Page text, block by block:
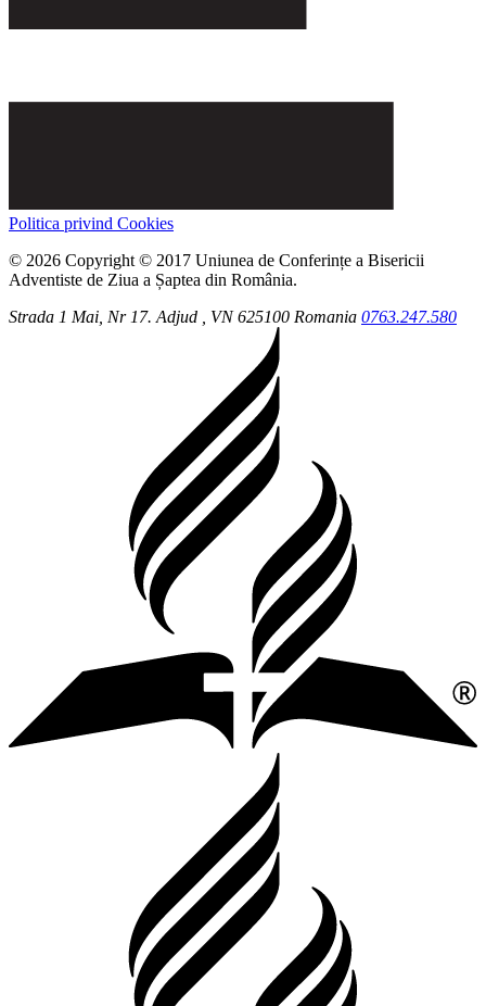
Politica privind Cookies
© 2026 Copyright © 2017 Uniunea de Conferințe a Bisericii
Adventiste de Ziua a Șaptea din România.
Strada 1 Mai, Nr 17.Adjud , VN 625100 Romania 0763.247.580